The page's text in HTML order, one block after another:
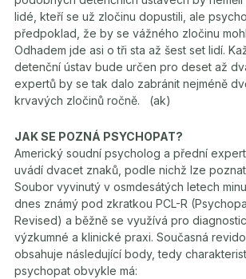
lidé, kteří se už zločinu dopustili, ale
předpoklad, že by se vážného zločinu
Odhadem jde asi o tři sta až šest set lidí.
detenční ústav bude určen pro deset až
expertů by se tak dalo zabránit nejméně
krvavých zločinů ročně. (ak)
JAK SE POZNÁ PSYCHOPAT?
Americký soudní psycholog a přední
uvádí dvacet znaků, podle nichž lze
Soubor vyvinutý v osmdesátých letech
dnes známý pod zkratkou PCL-R
Revised) a běžně se využívá pro
výzkumné a klinické praxi. Současná
obsahuje následující body, tedy
psychopat obvykle má: